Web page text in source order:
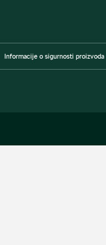
Informacije o sigurnosti proizvoda